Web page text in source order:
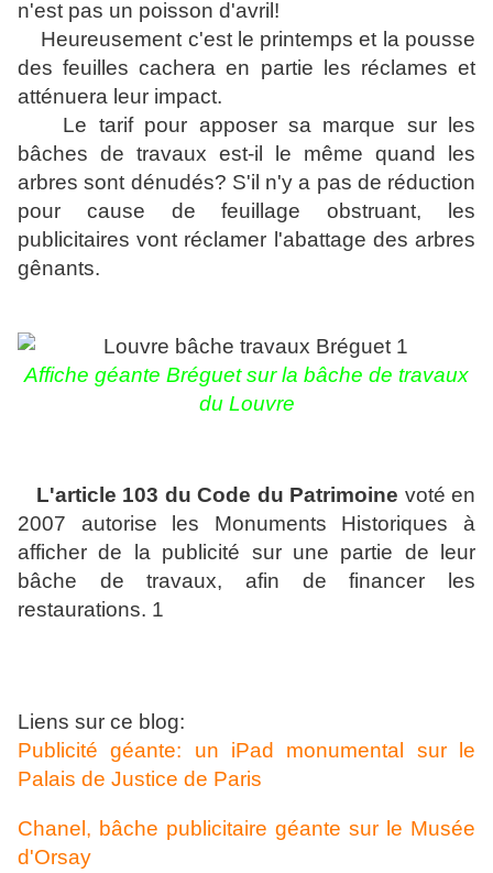
n'est pas un poisson d'avril!
Heureusement c'est le printemps et la pousse
des feuilles cachera en partie les réclames et
atténuera leur impact.
Le tarif pour apposer sa marque sur les
bâches de travaux est-il le même quand les
arbres sont dénudés? S'il n'y a pas de réduction
pour cause de feuillage obstruant, les
publicitaires vont réclamer l'abattage des arbres
gênants.
Affiche géante Bréguet sur la bâche de travaux
du Louvre
L'article 103 du Code du Patrimoine voté en
2007 autorise les Monuments Historiques à
afficher de la publicité sur une partie de leur
bâche de travaux, afin de financer les
restaurations. 1
Liens sur ce blog:
Publicité géante: un iPad monumental sur le
Palais de Justice de Paris
Chanel, bâche publicitaire géante sur le Musée
d'Orsay